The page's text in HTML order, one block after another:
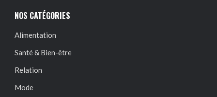
NOS CATÉGORIES
Alimentation
Santé & Bien-être
Relation
Mode